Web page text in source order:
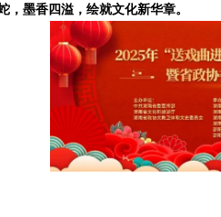
，墨香四溢，绘就文化新华章。